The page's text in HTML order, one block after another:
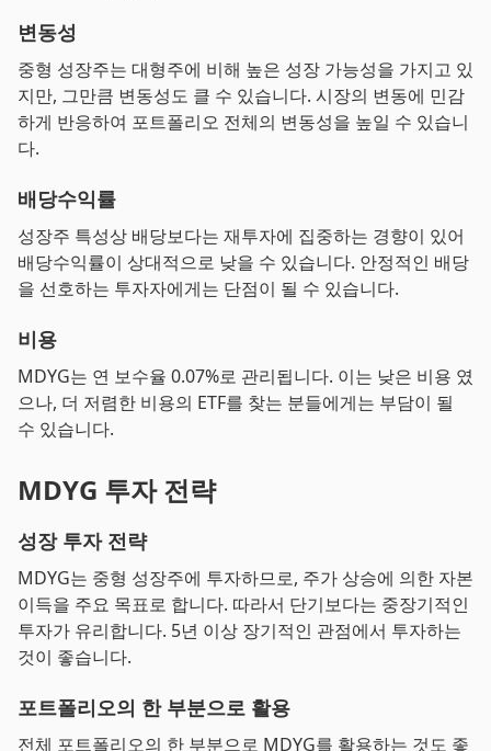
변동성
중형 성장주는 대형주에 비해 높은 성장 가능성을 가지고 있
지만, 그만큼 변동성도 클 수 있습니다. 시장의 변동에 민감
하게 반응하여 포트폴리오 전체의 변동성을 높일 수 있습니
다.
배당수익률
성장주 특성상 배당보다는 재투자에 집중하는 경향이 있어
배당수익률이 상대적으로 낮을 수 있습니다. 안정적인 배당
을 선호하는 투자자에게는 단점이 될 수 있습니다.
비용
MDYG는 연 보수율 0.07%로 관리됩니다. 이는 낮은 비용 였
으나, 더 저렴한 비용의 ETF를 찾는 분들에게는 부담이 될
수 있습니다.
MDYG 투자 전략
성장 투자 전략
MDYG는 중형 성장주에 투자하므로, 주가 상승에 의한 자본
이득을 주요 목표로 합니다. 따라서 단기보다는 중장기적인
투자가 유리합니다. 5년 이상 장기적인 관점에서 투자하는
것이 좋습니다.
포트폴리오의 한 부분으로 활용
전체 포트폴리오의 한 부분으로 MDYG를 활용하는 것도 좋